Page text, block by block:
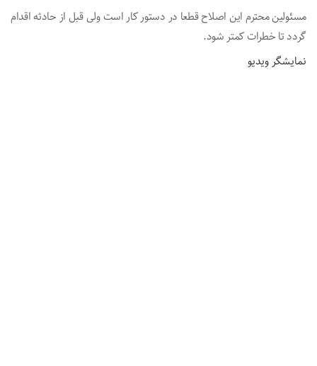
مسئولین محترم این‌ اصلاح قطعا در دستور کار‌ است ولی قبل از حادثه اقدام
گردد تا خطرات کمتر شود.
نمایشگر ویدیو